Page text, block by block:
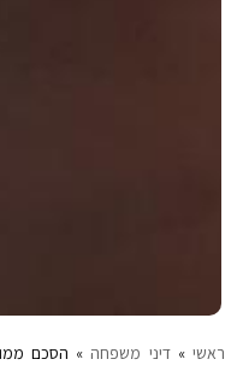
ראשי »דיני משפחה » הסכם